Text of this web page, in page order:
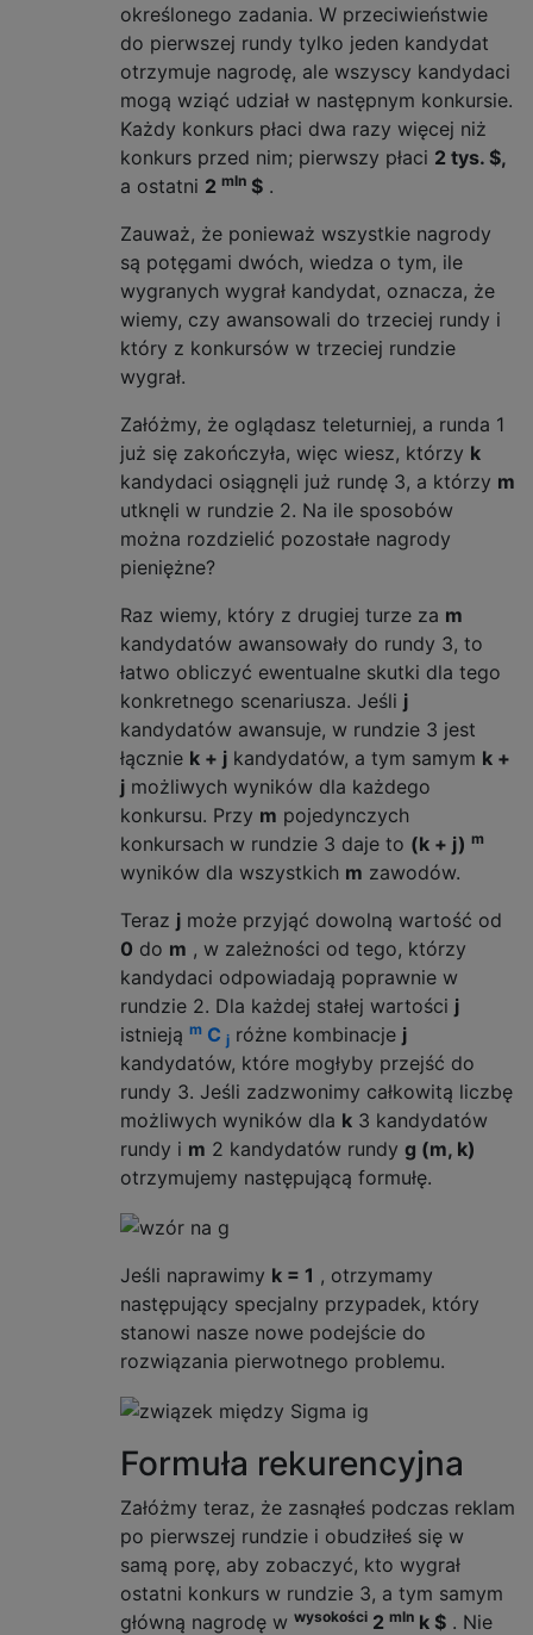
określonego zadania. W przeciwieństwie
do pierwszej rundy tylko jeden kandydat
otrzymuje nagrodę, ale wszyscy kandydaci
mogą wziąć udział w następnym konkursie.
Każdy konkurs płaci dwa razy więcej niż
konkurs przed nim; pierwszy płaci 2 tys. $,
a ostatni 2 mln $ .
Zauważ, że ponieważ wszystkie nagrody
są potęgami dwóch, wiedza o tym, ile
wygranych wygrał kandydat, oznacza, że ​​
wiemy, czy awansowali do trzeciej rundy i
który z konkursów w trzeciej rundzie
wygrał.
Załóżmy, że oglądasz teleturniej, a runda 1
już się zakończyła, więc wiesz, którzy k
kandydaci osiągnęli już rundę 3, a którzy m
utknęli w rundzie 2. Na ile sposobów
można rozdzielić pozostałe nagrody
pieniężne?
Raz wiemy, który z drugiej turze za m
kandydatów awansowały do rundy 3, to
łatwo obliczyć ewentualne skutki dla tego
konkretnego scenariusza. Jeśli j
kandydatów awansuje, w rundzie 3 jest
łącznie k + j kandydatów, a tym samym k +
j możliwych wyników dla każdego
konkursu. Przy m pojedynczych
konkursach w rundzie 3 daje to (k + j) m
wyników dla wszystkich m zawodów.
Teraz j może przyjąć dowolną wartość od
0 do m , w zależności od tego, którzy
kandydaci odpowiadają poprawnie w
rundzie 2. Dla każdej stałej wartości j
istnieją m C j różne kombinacje j
kandydatów, które mogłyby przejść do
rundy 3. Jeśli zadzwonimy całkowitą liczbę
możliwych wyników dla k 3 kandydatów
rundy i m 2 kandydatów rundy g (m, k)
otrzymujemy następującą formułę.
Jeśli naprawimy k = 1 , otrzymamy
następujący specjalny przypadek, który
stanowi nasze nowe podejście do
rozwiązania pierwotnego problemu.
Formuła rekurencyjna
Załóżmy teraz, że zasnąłeś podczas reklam
po pierwszej rundzie i obudziłeś się w
samą porę, aby zobaczyć, kto wygrał
ostatni konkurs w rundzie 3, a tym samym
główną nagrodę w wysokości 2 mln k $ . Nie